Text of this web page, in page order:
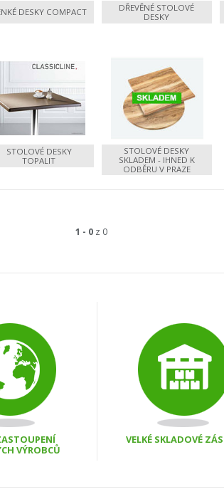
DESKY COMPACT
DŘEVĚNÉ STOLOVÉ
DESKY
STOLOVÉ DESKY
TOPALIT
STOLOVÉ DESKY
SKLADEM - IHNED K
ODBĚRU V PRAZE
1 - 0z 0
VÝROBCŮ
VELKÉ SKLADOVÉ